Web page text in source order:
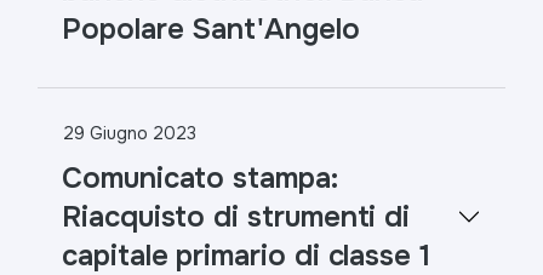
Popolare Sant'Angelo
29 Giugno 2023
Comunicato stampa:
Riacquisto di strumenti di
capitale primario di classe 1